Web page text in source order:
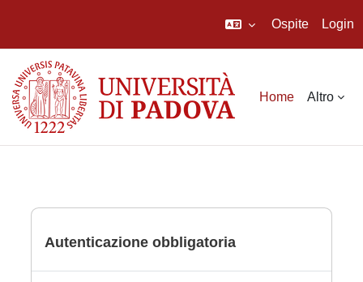
Ospite Login
Home Altro
Autenticazione obbligatoria